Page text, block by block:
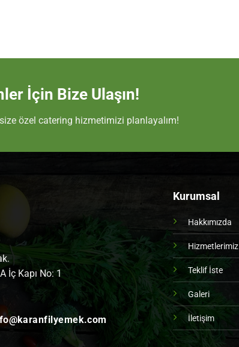
İçin Bize Ulaşın!
özel catering hizmetimizi planlayalım!
İç Kapı No: 1
Kurumsal
Hakkımızda
Hizmetlerimiz
Teklif İste
Galeri
İletişim